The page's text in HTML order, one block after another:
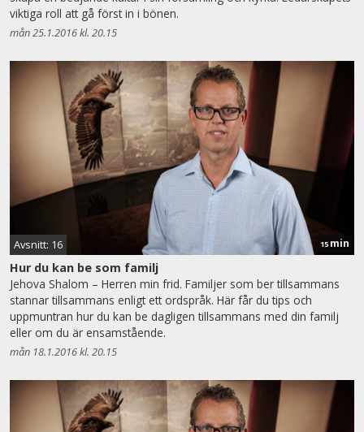
viktiga roll att gå först in i bönen.
mån 25.1.2016 kl. 20.15
Avsnitt: 16 15 min
Hur du kan be som familj
Jehova Shalom – Herren min frid. Familjer som ber tillsammans
stannar tillsammans enligt ett ordspråk. Här får du tips och
uppmuntran hur du kan be dagligen tillsammans med din familj
eller om du är ensamstående.
mån 18.1.2016 kl. 20.15